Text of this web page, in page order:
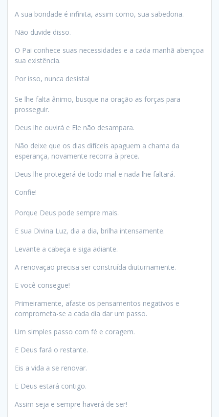
A sua bondade é infinita, assim como, sua sabedoria.
Não duvide disso.
O Pai conhece suas necessidades e a cada manhã abençoa
sua existência.
Por isso, nunca desista!
Se lhe falta ânimo, busque na oração as forças para
prosseguir.
Deus lhe ouvirá e Ele não desampara.
Não deixe que os dias difíceis apaguem a chama da
esperança, novamente recorra à prece.
Deus lhe protegerá de todo mal e nada lhe faltará.
Confie!
Porque Deus pode sempre mais.
E sua Divina Luz, dia a dia, brilha intensamente.
Levante a cabeça e siga adiante.
A renovação precisa ser construída diuturnamente.
E você consegue!
Primeiramente, afaste os pensamentos negativos e
comprometa-se a cada dia dar um passo.
Um simples passo com fé e coragem.
E Deus fará o restante.
Eis a vida a se renovar.
E Deus estará contigo.
Assim seja e sempre haverá de ser!